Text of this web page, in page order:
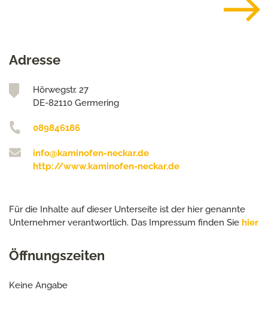
Adresse
Hörwegstr. 27
DE-82110 Germering
089846186
info@kaminofen-neckar.de
http://www.kaminofen-neckar.de
Für die Inhalte auf dieser Unterseite ist der hier genannte
Unternehmer verantwortlich. Das Impressum finden Sie hier
Öffnungszeiten
Keine Angabe